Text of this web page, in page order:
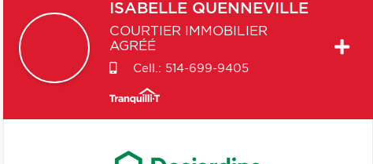
ISABELLE QUENNEVILLE
COURTIER IMMOBILIER
AGRÉÉ
Cell.: 514-699-9405